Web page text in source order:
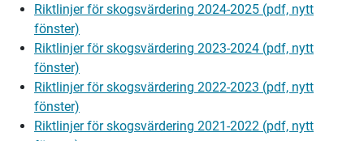
Riktlinjer för skogsvärdering 2024-2025 (pdf, nytt
fönster)
Riktlinjer för skogsvärdering 2023-2024 (pdf, nytt
fönster)
Riktlinjer för skogsvärdering 2022-2023 (pdf, nytt
fönster)
Riktlinjer för skogsvärdering 2021-2022 (pdf, nytt